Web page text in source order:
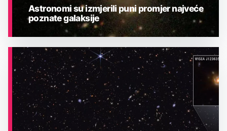
ASTRONOMIJA
Astronomi su izmjerili puni promjer najveće
poznate galaksije